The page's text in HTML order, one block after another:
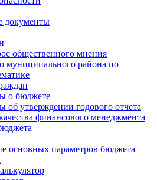
документы
общественного мнения
муниципального района по
о бюджете
утверждении годового отчета
финансового менеджмента
основных параметров бюджета